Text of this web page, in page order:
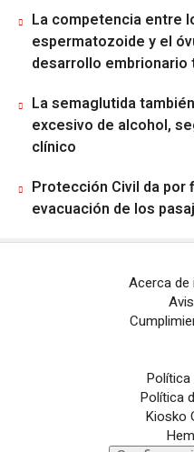
La competencia entre
espermatozoide y el
desarrollo embrionario
La semaglutida
excesivo de alcohol,
clínico
Protección Civil da por
evacuación de los
Acerca
Política
Política
Kiosko